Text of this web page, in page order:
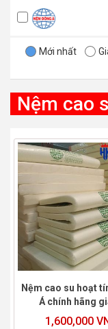
Mới nhất
Nệm cao
Nệm cao su hoạt
Á chính hãng
1,600,000